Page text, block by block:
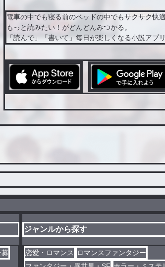
電車の中でも寝る前のベッドの中でもサクサク快適
もっと読みたい！がどんどんみつかる。
「読んで」「書いて」毎日が楽しくなる小説アプ
ジャンルから探す
恋愛・ロマンス
ロマンスファンタジー